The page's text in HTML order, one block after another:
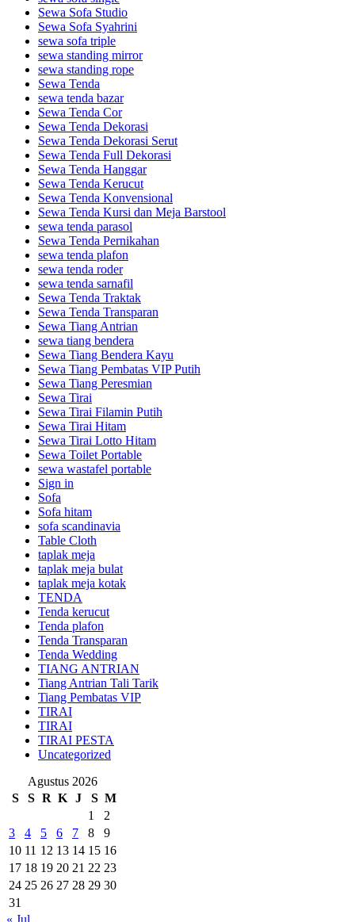
Sewa Sofa Studio
Sewa Sofa Syahrini
sewa sofa triple
sewa standing mirror
sewa standing rope
Sewa Tenda
sewa tenda bazar
Sewa Tenda Cor
Sewa Tenda Dekorasi
Sewa Tenda Dekorasi Serut
Sewa Tenda Full Dekorasi
Sewa Tenda Hanggar
Sewa Tenda Kerucut
Sewa Tenda Konvensional
Sewa Tenda Kursi dan Meja Barstool
sewa tenda parasol
Sewa Tenda Pernikahan
sewa tenda plafon
sewa tenda roder
sewa tenda sarnafil
Sewa Tenda Traktak
Sewa Tenda Transparan
Sewa Tiang Antrian
sewa tiang bendera
Sewa Tiang Bendera Kayu
Sewa Tiang Pembatas VIP Putih
Sewa Tiang Peresmian
Sewa Tirai
Sewa Tirai Filamin Putih
Sewa Tirai Hitam
Sewa Tirai Lotto Hitam
Sewa Toilet Portable
sewa wastafel portable
Sign in
Sofa
Sofa hitam
sofa scandinavia
Table Cloth
taplak meja
taplak meja bulat
taplak meja kotak
TENDA
Tenda kerucut
Tenda plafon
Tenda Transparan
Tenda Wedding
TIANG ANTRIAN
Tiang Antrian Tali Tarik
Tiang Pembatas VIP
TIRAI
TIRAI
TIRAI PESTA
Uncategorized
Agustus 2026
S
S R K J S M
1
2
3
4 5 6 7 8
9
10 11 12 13 14 15 16
17 18 19 20 21 22 23
24 25 26 27 28 29 30
31
« Jul